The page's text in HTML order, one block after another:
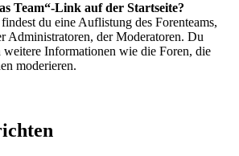
Team“-Link auf der Startseite?
du eine Auflistung des Forenteams,
Administratoren, der Moderatoren. Du
weitere Informationen wie die Foren, die
moderieren.